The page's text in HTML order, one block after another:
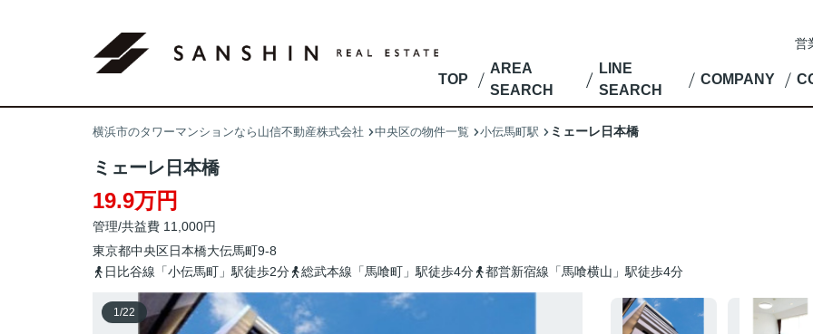
営
TOP
AREA
SEARCH
LINE
SEARCH
COMPANY
横浜市のタワーマンションなら山信不動産株式会社 中央区の物件一覧 小伝馬町駅 ミェーレ日本橋
ミェーレ日本橋
19.9万円
管理/共益費 11,000円
東京都中央区日本橋大伝馬町9-8
日比谷線「小伝馬町」駅徒歩2分
総武本線「馬喰町」駅徒歩4分 都営新宿線「馬喰横山」駅徒歩4分
1/22